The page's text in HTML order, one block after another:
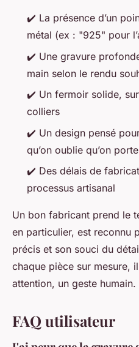
✔️ La présence d’un
métal (ex : "925" pour
✔️ Une gravure
main selon le rendu
✔️ Un fermoir solide,
colliers
✔️ Un design pensé
qu’on oublie qu’on porte
✔️ Des délais de
processus artisanal
Un bon fabricant prend le
en particulier, est reconnu
précis et son souci du
chaque pièce sur mesure,
attention, un geste humain.
FAQ utilisateur